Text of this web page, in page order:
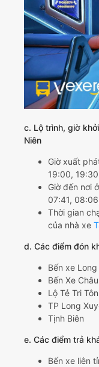
c. Lộ trình, giờ
Niên
Giờ xuất
19:00, 19:30
Giờ đến nơi
07:41,
Thời gian
của nhà xe
d. Các điểm đón
Bến xe Long
Bến Xe
Lộ Tẻ Tri Tôn
TP Long
Tịnh Biên
e. Các điểm trả
Bến xe liên